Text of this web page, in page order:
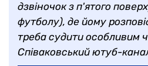
дзвіночок з п'ятого
футболу), де йому
треба судити особливим
Співаковський ютуб-